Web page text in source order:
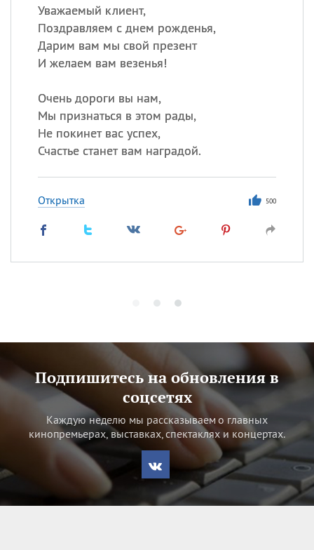
Уважаемый клиент,
Поздравляем с днем рожденья,
Дарим вам мы свой презент
И желаем вам везенья!
Очень дороги вы нам,
Мы признаться в этом рады,
Не покинет вас успех,
Счастье станет вам наградой.
Открытка 500
Подпишитесь на обновления в
соцсетях
Каждую неделю мы рассказываем о главных
кинопремьерах, выставках, спектаклях и концертах.